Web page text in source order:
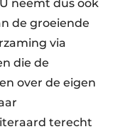
neemt dus ook
de groeiende
via
die de
over de eigen
terecht